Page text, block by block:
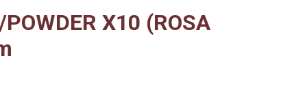
X10 (ROSA